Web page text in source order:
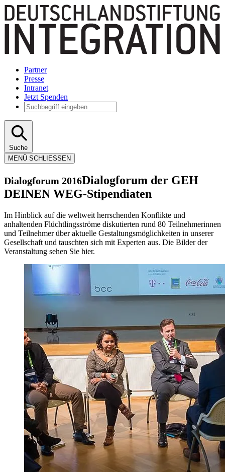
Partner
Presse
Intranet
Jetzt Spenden
Suche
MENÜ SCHLIESSEN
Dialogforum 2016Dialogforum der GEH
DEINEN WEG-Stipendiaten
Im Hinblick auf die weltweit herrschenden Konflikte und
anhaltenden Flüchtlingsströme diskutierten rund 80 Teilnehmerinnen
und Teilnehmer über aktuelle Gestaltungsmöglichkeiten in unserer
Gesellschaft und tauschten sich mit Experten aus. Die Bilder der
Veranstaltung sehen Sie hier.